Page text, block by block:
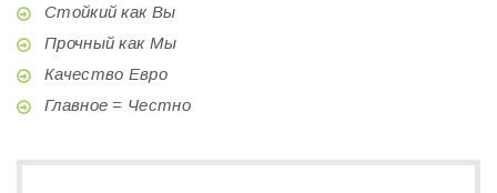
Стойкий как Вы
Прочный как Мы
Качество Евро
Главное = Честно